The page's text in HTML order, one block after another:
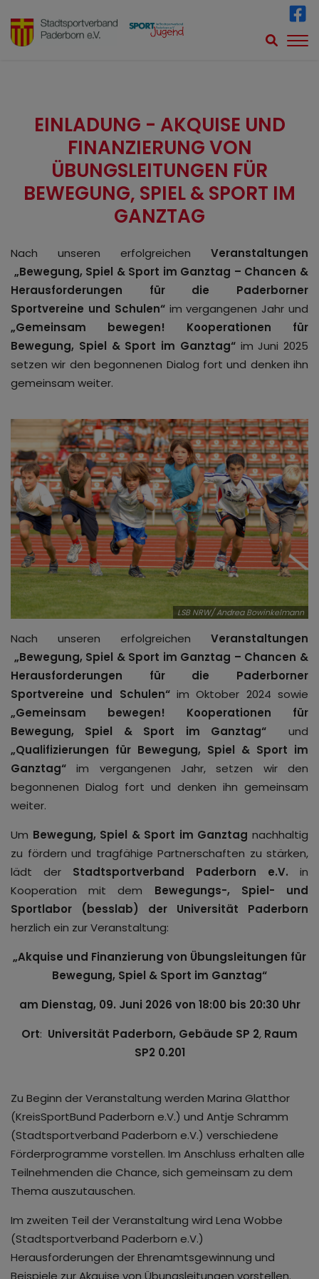
EINLADUNG - AKQUISE UND
FINANZIERUNG VON
ÜBUNGSLEITUNGEN FÜR
BEWEGUNG, SPIEL & SPORT IM
GANZTAG
Nach unseren erfolgreichen Veranstaltungen
„Bewegung, Spiel & Sport im Ganztag – Chancen &
Herausforderungen für die Paderborner
Sportvereine und Schulen“im vergangenen Jahr und
„Gemeinsam bewegen! Kooperationen für
Bewegung, Spiel & Sport im Ganztag“im Juni 2025
setzen wir den begonnenen Dialog fort und denken ihn
gemeinsam weiter.
LSB NRW/ Andrea Bowinkelmann
Nach unseren erfolgreichen Veranstaltungen
„Bewegung, Spiel & Sport im Ganztag – Chancen &
Herausforderungen für die Paderborner
Sportvereine und Schulen“im Oktober 2024 sowie
„Gemeinsam bewegen! Kooperationen für
Bewegung, Spiel & Sport im Ganztag“
und
„Qualifizierungen für Bewegung, Spiel & Sport im
Ganztag“ im vergangenen Jahr, setzen wir den
begonnenen Dialog fort und denken ihn gemeinsam
weiter.
Um Bewegung, Spiel & Sport im Ganztag nachhaltig
zu fördern und tragfähige Partnerschaften zu stärken,
lädt der Stadtsportverband Paderborn e.V. in
Kooperation mit dem Bewegungs-, Spiel- und
Sportlabor (besslab) der Universität Paderborn
herzlich ein zur Veranstaltung:
„Akquise und Finanzierung von Übungsleitungen für
Bewegung, Spiel & Sport im Ganztag“
am Dienstag, 09. Juni 2026 von 18:00 bis 20:30 Uhr
Ort: Universität Paderborn, Gebäude SP 2, Raum
SP2 0.201
Zu Beginn der Veranstaltung werden Marina Glatthor
(KreisSportBund Paderborn e.V.) und Antje Schramm
(Stadtsportverband Paderborn e.V.) verschiedene
Förderprogramme vorstellen. Im Anschluss erhalten alle
Teilnehmenden die Chance, sich gemeinsam zu dem
Thema auszutauschen.
Im zweiten Teil der Veranstaltung wird Lena Wobbe
(Stadtsportverband Paderborn e.V.)
Herausforderungen der Ehrenamtsgewinnung und
Beispiele zur Akquise von Übungsleitungen vorstellen.